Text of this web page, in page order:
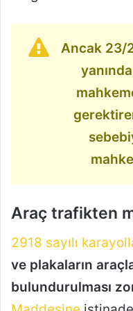
Ancak 23/
Araç trafikten
2918 sayılı
ve plakaların
bulundurulması